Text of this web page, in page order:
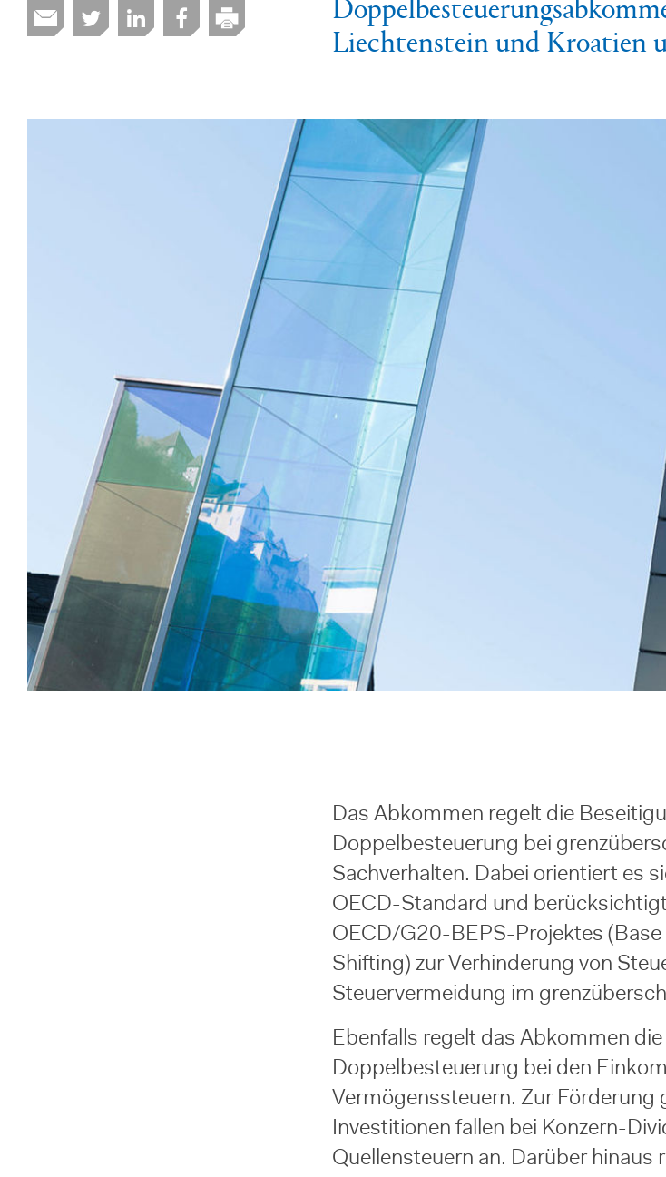
Liechtenstein und Kroatien
Das Abkommen regelt die
Doppelbesteuerung bei
Sachverhalten. Dabei orientiert es
OECD-Standard und
OECD/G20-BEPS-Projektes
Shifting) zur Verhinderung von
Steuervermeidung im
Ebenfalls regelt das Abkommen
Doppelbesteuerung bei den
Vermögenssteuern. Zur Förderung
Investitionen fallen bei Konzern-
Quellensteuern an. Darüber hinaus